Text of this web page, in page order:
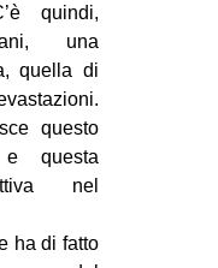
quindi,
una
quella di
questo
e questa
nel
ha di fatto